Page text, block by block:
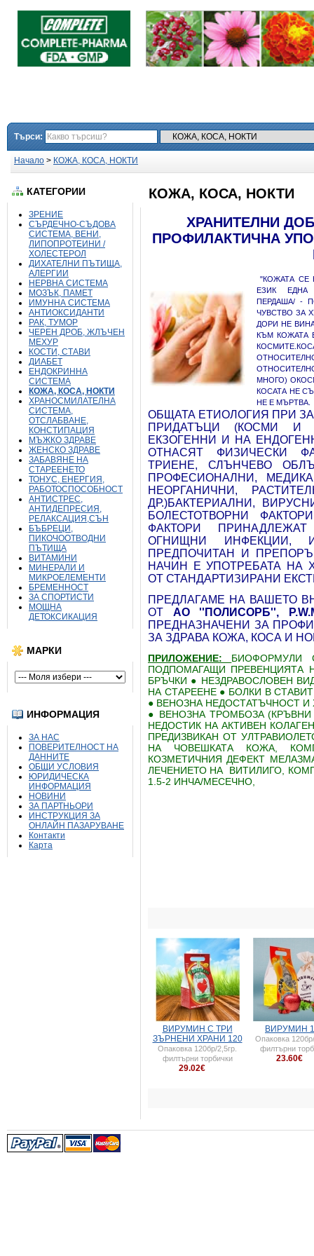
Търси:
Начало > КОЖА, КОСА, НОКТИ
КАТЕГОРИИ
ЗРЕНИЕ
СЪРДЕЧНО-СЪДОВА
СИСТЕМА, ВЕНИ,
ЛИПОПРОТЕИНИ /
ХОЛЕСТЕРОЛ
ДИХАТЕЛНИ ПЪТИЩА,
АЛЕРГИИ
НЕРВНА СИСТЕМА
МОЗЪК, ПАМЕТ
ИМУННА СИСТЕМА
АНТИОКСИДАНТИ
РАК, ТУМОР
ЧЕРЕН ДРОБ, ЖЛЪЧЕН
МЕХУР
КОСТИ, СТАВИ
ДИАБЕТ
ЕНДОКРИННА
СИСТЕМА
КОЖА, КОСА, НОКТИ
ХРАНОСМИЛАТЕЛНА
СИСТЕМА,
ОТСЛАБВАНЕ,
КОНСТИПАЦИЯ
МЪЖКО ЗДРАВЕ
ЖЕНСКО ЗДРАВЕ
ЗАБАВЯНЕ НА
СТАРЕЕНЕТО
ТОНУС, ЕНЕРГИЯ,
РАБОТОСПОСОБНОСТ
АНТИСТРЕС,
АНТИДЕПРЕСИЯ,
РЕЛАКСАЦИЯ,СЪН
БЪБРЕЦИ,
ПИКОЧООТВОДНИ
ПЪТИЩА
ВИТАМИНИ
МИНЕРАЛИ И
МИКРОЕЛЕМЕНТИ
БРЕМЕННОСТ
ЗА СПОРТИСТИ
МОЩНА
ДЕТОКСИКАЦИЯ
МАРКИ
ИНФОРМАЦИЯ
ЗА НАС
ПОВЕРИТЕЛНОСТ НА
ДАННИТЕ
ОБЩИ УСЛОВИЯ
ЮРИДИЧЕСКА
ИНФОРМАЦИЯ
НОВИНИ
ЗА ПАРТНЬОРИ
ИНСТРУКЦИЯ ЗА
ОНЛАЙН ПАЗАРУВАНЕ
Контакти
Карта
КОЖА, КОСА, НОКТИ
ХРАНИТЕЛНИ
ПРОФИЛАКТИЧНА
"КОЖАТА СЕ
ЕЗИК ЕДНА
ПЕРДАША/ -
ЧУВСТВО ЗА
ДОРИ НЕ
КЪМ КОЖАТА
КОСМИТЕ.
МНОГО)
КОСАТА НЕ
НЕ Е МЪРТВА.
ОБЩАТА ЕТИОЛОГИЯ ПРИ
ПРИДАТЪЦИ (КОСМИ И
ЕКЗОГЕННИ И НА
ОТНАСЯТ ФИЗИЧЕСКИ
ТРИЕНЕ, СЛЪНЧЕВО
ПРОФЕСИОНАЛНИ,
НЕОРГАНИЧНИ,
ДР.)БАКТЕРИАЛНИ,
БОЛЕСТОТВОРНИ
ФАКТОРИ
ОГНИЩНИ ИНФЕКЦИИ,
ПРЕДПОЧИТАН И
НАЧИН Е УПОТРЕБАТА НА
ОТ СТАНДАРТИЗИРАНИ
ПРЕДЛАГАМЕ НА ВАШЕТО
ОТ АО ''ПОЛИСОРБ'',
ПРЕДНАЗНАЧЕНИ ЗА
ЗА ЗДРАВА КОЖА, КОСА И
ПРИЛОЖЕНИЕ: БИОФОРМУЛИ
ПОДПОМАГАЩИ ПРЕВЕНЦИЯТА
БРЪЧКИ ● НЕЗДРАВОСЛОВЕН
НА СТАРЕЕНЕ ● БОЛКИ В
● ВЕНОЗНА НЕДОСТАТЪЧНОСТ
● ВЕНОЗНА ТРОМБОЗА
НЕДОСТИК НА АКТИВЕН
ПРЕДИЗВИКАН ОТ
НА ЧОВЕШКАТА КОЖА,
КОЗМЕТИЧНИЯ ДЕФЕКТ
ЛЕЧЕНИЕТО НА ВИТИЛИГО,
1.5-2 ИНЧА/MЕСЕЧНО,
ВИРУMИН С ТРИ
ЗЪРНЕНИ ХРАНИ 120
Опаковка 120бр/2,5гр.
филтърни торбички
29.02€
ВИРУМИН
Опаковка
филтърни
23.60€